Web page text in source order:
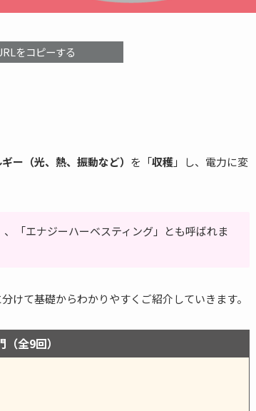
をコピーする
ー（光、熱、振動など） を「収穫」し、電力に変
「エナジーハーベスティング」とも呼ばれま
けて基礎からわかりやすくご紹介していきます。
全9回）